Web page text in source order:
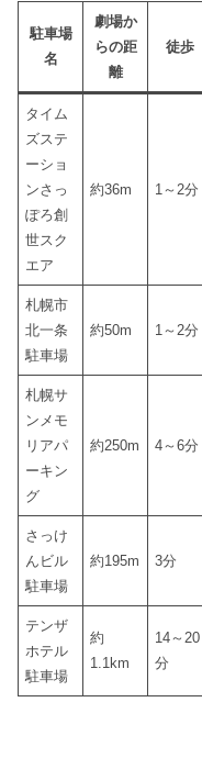
駐車場
名
劇場か
らの距
離
徒歩
タイム
ズステ
ーショ
ンさっ
ぽろ創
世スク
エア
約36m 1～2分
札幌市
北一条
駐車場
約50m 1～2分
札幌サ
ンメモ
リアパ
ーキン
グ
約250m 4～6分
さっけ
んビル
駐車場
約195m 3分
テンザ
ホテル
駐車場
約
1.1km
14～20
分